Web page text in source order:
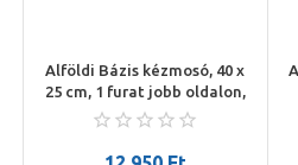
Alföldi Bázis kézmosó, 40 x
25 cm, 1 furat jobb oldalon,
fehér